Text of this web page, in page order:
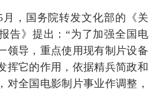
月，国务院转发文化部的《关
告》提出：“为了加强全国电
领导，重点使用现有制片设备
挥它的作用，依据精兵简政和
对全国电影制片事业作调整，